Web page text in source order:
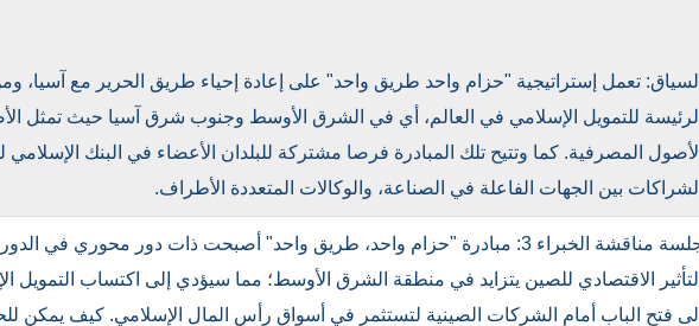
السياق: تعمل إستراتيجية "حزام واحد طريق واحد" على إعادة إحياء طريق الحرير مع آسيا، ومن
الرئيسة للتمويل الإسلامي في العالم، أي في الشرق الأوسط وجنوب شرق آسيا حيث تمثل
الأصول المصرفية. كما وتتيح تلك المبادرة فرصا مشتركة للبلدان الأعضاء في البنك الإسلامي
الشراكات بين الجهات الفاعلة في الصناعة، والوكالات المتعددة الأطراف.
جلسة مناقشة الخبراء 3: مبادرة "حزام واحد، طريق واحد" أصبحت ذات دور محوري
التأثير الاقتصادي للصين يتزايد في منطقة الشرق الأوسط؛ مما سيؤدي إلى اكتساب التمويل
إلى فتح الباب أمام الشركات الصينية لتستثمر في أسواق رأس المال الإسلامي. كيف يمكن